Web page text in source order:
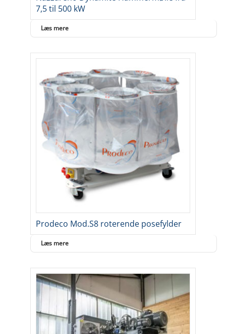
7,5 til 500 kW
Læs mere
Prodeco Mod.S8 roterende posefylder
Læs mere